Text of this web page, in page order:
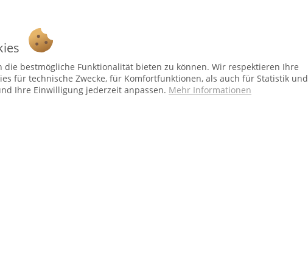
Ab 75 € versandkostenfrei *
Shop Service
die bestmögliche Funktionalität bieten zu können. Wir respektieren Ihre
für technische Zwecke, für Komfortfunktionen, als auch für Statistik und
Ihre Einwilligung jederzeit anpassen. Mehr Informationen